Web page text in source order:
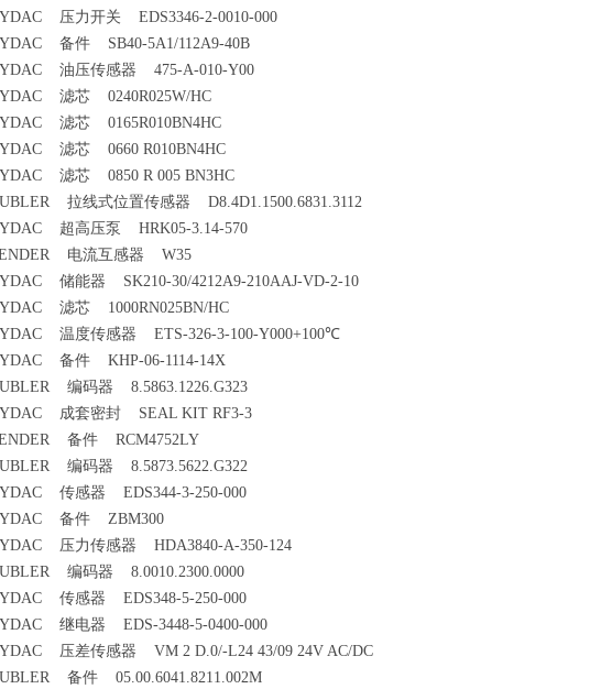
压力开关 EDS3346-2-0010-000
备件 SB40-5A1/112A9-40B
油压传感器 475-A-010-Y00
滤芯 0240R025W/HC
滤芯 0165R010BN4HC
滤芯 0660 R010BN4HC
滤芯 0850 R 005 BN3HC
拉线式位置传感器 D8.4D1.1500.6831.3112
超高压泵 HRK05-3.14-570
电流互感器 W35
储能器 SK210-30/4212A9-210AAJ-VD-2-10
滤芯 1000RN025BN/HC
温度传感器 ETS-326-3-100-Y000+100℃
备件 KHP-06-1114-14X
编码器 8.5863.1226.G323
成套密封 SEAL KIT RF3-3
备件 RCM4752LY
编码器 8.5873.5622.G322
传感器 EDS344-3-250-000
备件 ZBM300
压力传感器 HDA3840-A-350-124
编码器 8.0010.2300.0000
传感器 EDS348-5-250-000
继电器 EDS-3448-5-0400-000
压差传感器 VM 2 D.0/-L24 43/09 24V AC/DC
备件 05.00.6041.8211.002M